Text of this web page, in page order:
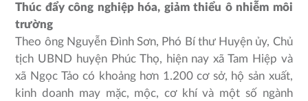
Thúc đẩy công nghiệp hóa, giảm thiểu ô nhiễm môi
trường
Theo ông Nguyễn Đình Sơn, Phó Bí thư Huyện ủy, Chủ
tịch UBND huyện Phúc Thọ, hiện nay xã Tam Hiệp và
xã Ngọc Tảo có khoảng hơn 1.200 cơ sở, hộ sản xuất,
kinh doanh may mặc, mộc, cơ khí và một số ngành